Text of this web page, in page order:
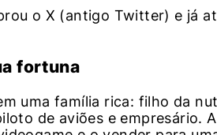
o X (antigo Twitter) e já
fortuna
uma família rica: filho da
de aviões e empresário.